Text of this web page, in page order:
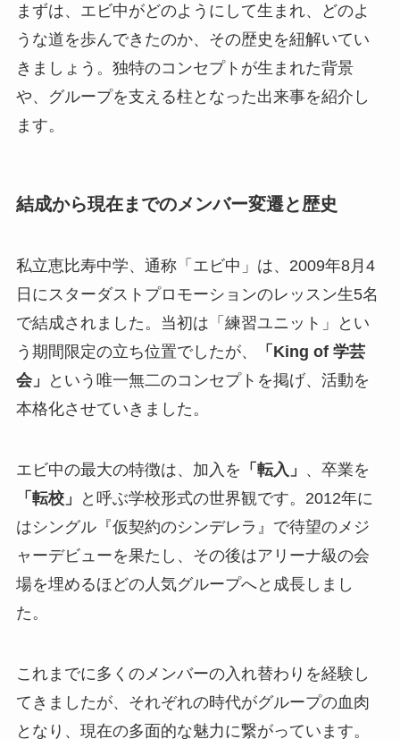
まずは、エビ中がどのようにして生まれ、どのよ
うな道を歩んできたのか、その歴史を紐解いてい
きましょう。独特のコンセプトが生まれた背景
や、グループを支える柱となった出来事を紹介し
ます。
結成から現在までのメンバー変遷と歴史
私立恵比寿中学、通称「エビ中」は、2009年8月4
日にスターダストプロモーションのレッスン生5名
で結成されました。当初は「練習ユニット」とい
う期間限定の立ち位置でしたが、
「King of 学芸
会」
という唯一無二のコンセプトを掲げ、活動を
本格化させていきました。
エビ中の最大の特徴は、加入を 「転入」 、卒業を
「転校」
と呼ぶ学校形式の世界観です。2012年に
はシングル『仮契約のシンデレラ』で待望のメジ
ャーデビューを果たし、その後はアリーナ級の会
場を埋めるほどの人気グループへと成長しまし
た。
これまでに多くのメンバーの入れ替わりを経験し
てきましたが、それぞれの時代がグループの血肉
となり、現在の多面的な魅力に繋がっています。